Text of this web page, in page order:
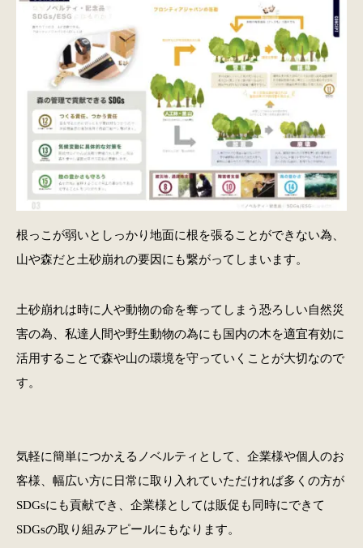
根っこが弱いとしっかり地面に根を張ることができない為、
山や森だと土砂崩れの要因にも繋がってしまいます。
土砂崩れは時に人や動物の命を奪ってしまう恐ろしい自然災
害の為、私達人間や野生動物の為にも国内の木を適宜有効に
活用することで森や山の環境を守っていくことが大切なので
す。
気軽に簡単につかえるノベルティとして、企業様や個人のお
客様、幅広い方に日常に取り入れていただければ多くの方が
SDGsにも貢献でき、企業様としては販促も同時にできて
SDGsの取り組みアピールにもなります。